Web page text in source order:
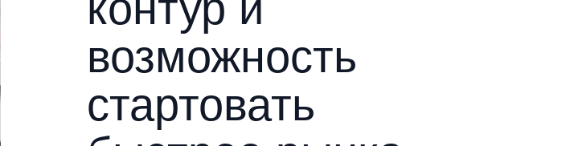
возможность
стартовать